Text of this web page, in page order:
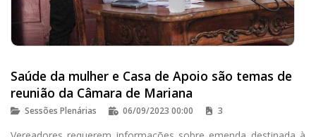
Saúde da mulher e Casa de Apoio são temas de
reunião da Câmara de Mariana
Sessões Plenárias 06/09/2023 00:00 3